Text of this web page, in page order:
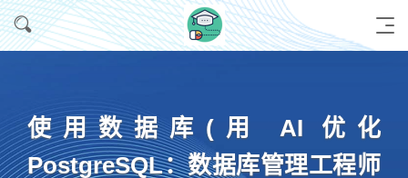
使用数据库(用 AI 优化
PostgreSQL：数据库管理工程师